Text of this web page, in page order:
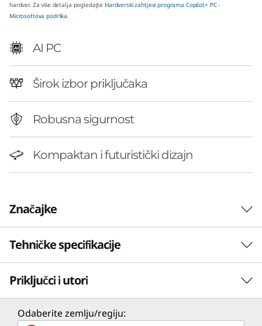
T
n
y
S
M
C
o
m
p
hardver. Za više detalja pogledajte Hardverski zahtjevi programa Copilot+ PC -
Microsoftova podrška.
AI PC
Širok izbor priključaka
Robusna sigurnost
Kompaktan i futuristički dizajn
Značajke
SIĆUŠNO RAČUNALO, VELIKE PERFORMANSE
Svakodnevni zadaci su
brži i pametniji
Upoznajte prvo komercijalno stolno računalo s
Tehničke specifikacije
Performanse
Procesor
Priključci i utori
Odaberite zemlju/regiju: